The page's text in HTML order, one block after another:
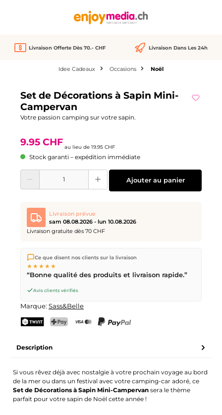
Livraison Offerte Dès 70.- CHF Livraison Dans Les 24h
Idee Cadeaux Occasions Noël
-50%Réduction
Set de Décorations à Sapin Mini-
Campervan
Votre passion camping sur votre sapin.
9.95 CHF au lieu de 19.95 CHF
Stock garanti – expédition immédiate
Quantité de produit : Entrez la quantité souhaitée ou utilisez les boutons
Ajouter au panier
Livraison prévue
sam 08.08.2026 - lun 10.08.2026
Livraison gratuite dès 70 CHF
Nous expédions directement depuis notre entrepôt à Kriens,
en Suisse.Livraison gratuitedèsCHF 70
passées avant
livraison leprochain jour ouvrable par la Poste Suisse.
commande avantvendredi, 17h
Ce que disent nos clients sur la livraison
★★★★★
“Bonne qualité des produits et livraison rapide.”
Avis clients vérifiés
Marque: Sass&Belle
Description
Si vous rêvez déjà avec nostalgie à votre prochain voyage au bord
de la mer ou dans un festival avec votre camping-car adoré, ce
Set de Décorations à Sapin Mini-Campervan sera le thème
parfait pour votre sapin de Noël cette année !